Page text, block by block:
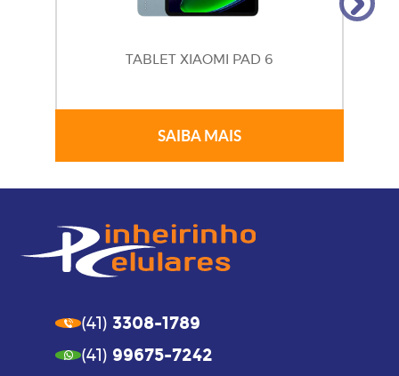
TABLET XIAOMI PAD 6
SAIBA MAIS
(41) 3308-1789
(41) 99675-7242